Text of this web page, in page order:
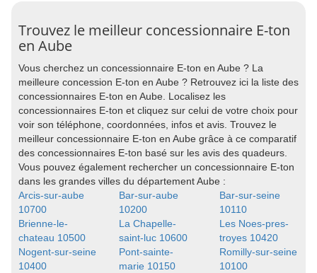
Trouvez le meilleur concessionnaire E-ton
en Aube
Vous cherchez un concessionnaire E-ton en Aube ? La
meilleure concession E-ton en Aube ? Retrouvez ici la liste des
concessionnaires E-ton en Aube. Localisez les
concessionnaires E-ton et cliquez sur celui de votre choix pour
voir son téléphone, coordonnées, infos et avis. Trouvez le
meilleur concessionnaire E-ton en Aube grâce à ce comparatif
des concessionnaires E-ton basé sur les avis des quadeurs.
Vous pouvez également rechercher un concessionnaire E-ton
dans les grandes villes du département Aube :
Arcis-sur-aube
10700
Bar-sur-aube
10200
Bar-sur-seine
10110
Brienne-le-
chateau 10500
La Chapelle-
saint-luc 10600
Les Noes-pres-
troyes 10420
Nogent-sur-seine
10400
Pont-sainte-
marie 10150
Romilly-sur-seine
10100